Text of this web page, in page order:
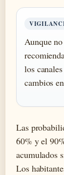
Aunque
los
cambios
Las
60% y el
acumulados
Los